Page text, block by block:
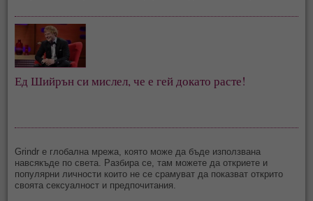
Ед Шийрън си мислел, че е гей докато расте!
Grindr е глобална мрежа, която може да бъде използвана
навсякъде по света. Разбира се, там можете да откриете и
популярни личности които не се срамуват да показват открито
своята сексуалност и предпочитания.